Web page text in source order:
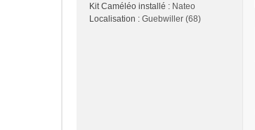
Kit Caméléo installé : Nateo
Localisation : Guebwiller (68)